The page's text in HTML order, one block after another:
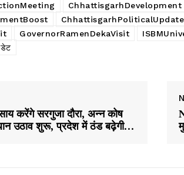
ChhattisgarhDevelopment
GovernorRamenDekaVisit
करेंगे सरगुजा दौरा, अन्न कोष
उठाव शुरू, प्रदेश में ठंड बढ़ेगी…